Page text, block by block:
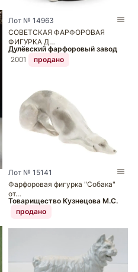
Лот № 14963
СОВЕТСКАЯ ФАРФОРОВАЯ
ФИГУРКА Д…
Дулёвский фарфоровый завод
2001
продано
Лот № 15141
Фарфоровая фигурка "Собака"
от…
Товарищество Кузнецова М.С.
продано